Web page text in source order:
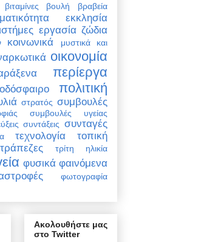
βιταμίνες βουλή βραβεία
εκκλησία
εργασία ζώδια
κοινωνικά
μυστικά και
οικονομία
περίεργα
πολιτική
στρατός συμβουλές
συμβουλές υγείας
συντάξεις συνταγές
τεχνολογία
τοπική
τράπεζες τρίτη ηλικία
φυσικά φαινόμενα
φωτογραφία
Ακολουθήστε μας
στο Twitter